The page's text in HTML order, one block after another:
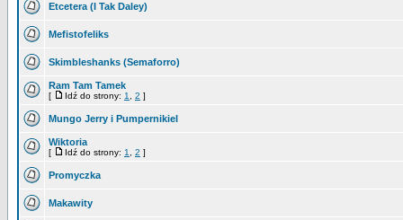
Etcetera (I Tak Daley)
Mefistofeliks
Skimbleshanks (Semaforro)
Ram Tam Tamek
[ Idź do strony: 1 2 ]
Mungo Jerry i Pumpernikiel
Wiktoria
[ Idź do strony: 1 2 ]
Promyczka
Makawity